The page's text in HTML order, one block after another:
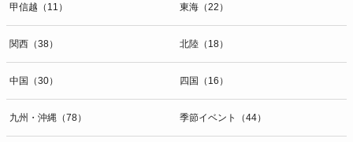
甲信越（11） 東海（22）
関西（38） 北陸（18）
中国（30） 四国（16）
九州・沖縄（78） 季節イベント（44）